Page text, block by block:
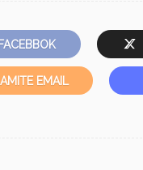
EMAIL